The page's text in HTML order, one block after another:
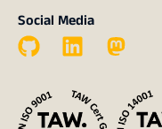
Social Media